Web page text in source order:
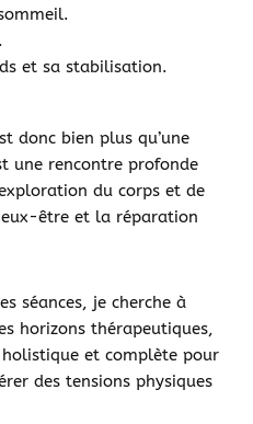
et sa stabilisation.
donc bien plus qu’une
une rencontre profonde
du corps et de
être et la réparation
séances, je cherche à
horizons thérapeutiques,
et complète pour
des tensions physiques